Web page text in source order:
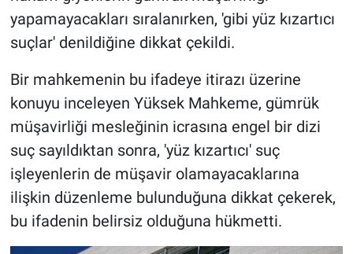
yapamayacakları sıralanırken, 'gibi yüz kızartıcı
suçlar' denildiğine dikkat çekildi.
Bir mahkemenin bu ifadeye itirazı üzerine
konuyu inceleyen Yüksek Mahkeme, gümrük
müşavirliği mesleğinin icrasına engel bir dizi
suç sayıldıktan sonra, 'yüz kızartıcı' suç
işleyenlerin de müşavir olamayacaklarına
ilişkin düzenleme bulunduğuna dikkat çekerek,
bu ifadenin belirsiz olduğuna hükmetti.